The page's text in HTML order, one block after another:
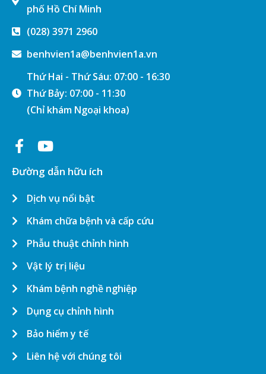
phố Hồ Chí Minh
(028) 3971 2960
benhvien1a@benhvien1a.vn
Thứ Hai - Thứ Sáu: 07:00 - 16:30
Thứ Bảy: 07:00 - 11:30
(Chỉ khám Ngoại khoa)
Đường dẫn hữu ích
Dịch vụ nổi bật
Khám chữa bệnh và cấp cứu
Phẫu thuật chỉnh hình
Vật lý trị liệu
Khám bệnh nghề nghiệp
Dụng cụ chỉnh hình
Bảo hiểm y tế
Liên hệ với chúng tôi